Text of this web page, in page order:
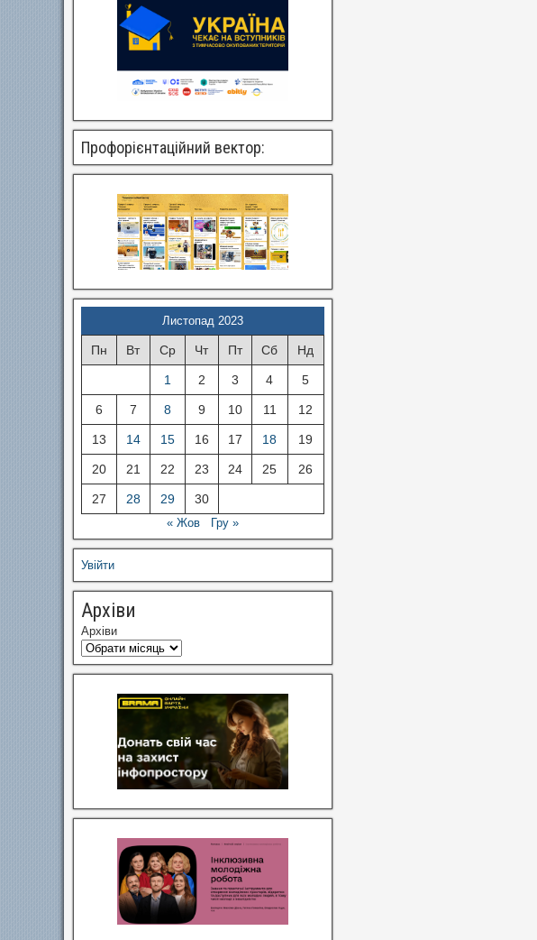
Профорієнтаційний вектор:
Листопад 2023
Пн Вт Ср Чт Пт Сб Нд
1 2 3 4 5
6 7 8 9 10 11 12
13 14 15 16 17 18 19
20 21 22 23 24 25 26
27 28 29 30
« Жов Гру »
Увійти
Архіви
Архіви